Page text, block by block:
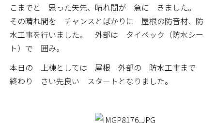
こまでと 思った矢先、晴れ間が 急に きました。
その晴れ間を チャンスとばかりに 屋根の防音材、防
水工事を行いました。 外部は タイペック（防水シー
ト）で 囲み。
本日の 上棟としては 屋根 外部の 防水工事まで
終わり さい先良い スタートとなりました。